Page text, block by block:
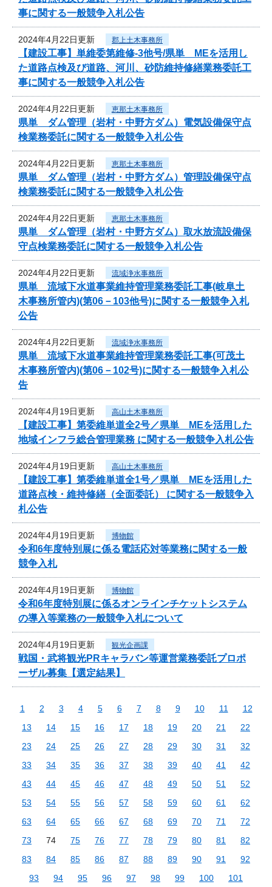
事に関する一般競争入札公告
2024年4月22日更新 郡上土木事務所
【建設工事】単維委第維修‐3他号/県単 MEを活用し
た道路点検及び道路、河川、砂防維持修繕業務委託工
事に関する一般競争入札公告
2024年4月22日更新 恵那土木事務所
県単 ダム管理（岩村・中野方ダム）電気設備保守点
検業務委託に関する一般競争入札公告
2024年4月22日更新 恵那土木事務所
県単 ダム管理（岩村・中野方ダム）管理設備保守点
検業務委託に関する一般競争入札公告
2024年4月22日更新 恵那土木事務所
県単 ダム管理（岩村・中野方ダム）取水放流設備保
守点検業務委託に関する一般競争入札公告
2024年4月22日更新 流域浄水事務所
県単 流域下水道事業維持管理業務委託工事(岐阜土
木事務所管内)(第06－103他号)に関する一般競争入札
公告
2024年4月22日更新 流域浄水事務所
県単 流域下水道事業維持管理業務委託工事(可茂土
木事務所管内)(第06－102号)に関する一般競争入札公
告
2024年4月19日更新 高山土木事務所
【建設工事】第委維単道全2号／県単 MEを活用した
地域インフラ総合管理業務 に関する一般競争入札公告
2024年4月19日更新 高山土木事務所
【建設工事】第委維単道全1号／県単 MEを活用した
道路点検・維持修繕（全面委託） に関する一般競争入
札公告
2024年4月19日更新 博物館
令和6年度特別展に係る電話応対等業務に関する一般
競争入札
2024年4月19日更新 博物館
令和6年度特別展に係るオンラインチケットシステム
の導入等業務の一般競争入札について
2024年4月19日更新 観光企画課
戦国・武将観光PRキャラバン等運営業務委託プロポ
ーザル募集【選定結果】
1 2 3 4 5 6 7 8 9 10 11
12
13
14 15 16 17 18 19 20 21
22
23
24 25 26 27 28 29 30 31
32
33
34 35 36 37 38 39 40 41
42
43
44 45 46 47 48 49 50 51
52
53
54 55 56 57 58 59 60 61
62
63
64 65 66 67 68 69 70 71
72
73
74 75 76 77 78 79 80 81
82
83
84 85 86 87 88 89 90 91
92
93
94 95 96 97 98 99 100
101